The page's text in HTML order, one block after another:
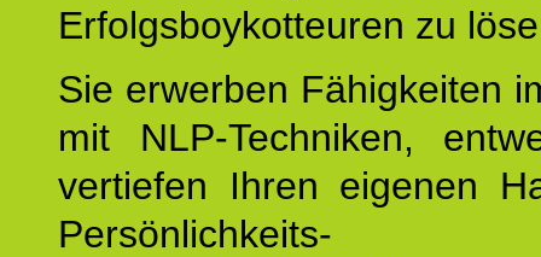
Erfolgsboykotteuren zu
Sie erwerben Fähigkeiten
mit NLP-Techniken,
vertiefen Ihren eigenen